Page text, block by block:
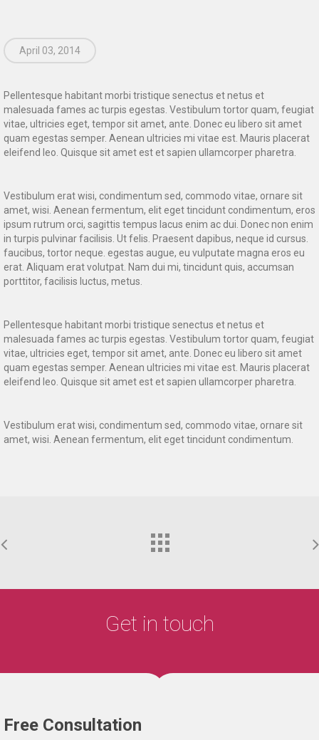
April 03, 2014
Pellentesque habitant morbi tristique senectus et netus et
malesuada fames ac turpis egestas. Vestibulum tortor quam, feugiat
vitae, ultricies eget, tempor sit amet, ante. Donec eu libero sit amet
quam egestas semper. Aenean ultricies mi vitae est. Mauris placerat
eleifend leo. Quisque sit amet est et sapien ullamcorper pharetra.
Vestibulum erat wisi, condimentum sed, commodo vitae, ornare sit
amet, wisi. Aenean fermentum, elit eget tincidunt condimentum, eros
ipsum rutrum orci, sagittis tempus lacus enim ac dui. Donec non enim
in turpis pulvinar facilisis. Ut felis. Praesent dapibus, neque id cursus.
faucibus, tortor neque. egestas augue, eu vulputate magna eros eu
erat. Aliquam erat volutpat. Nam dui mi, tincidunt quis, accumsan
porttitor, facilisis luctus, metus.
Pellentesque habitant morbi tristique senectus et netus et
malesuada fames ac turpis egestas. Vestibulum tortor quam, feugiat
vitae, ultricies eget, tempor sit amet, ante. Donec eu libero sit amet
quam egestas semper. Aenean ultricies mi vitae est. Mauris placerat
eleifend leo. Quisque sit amet est et sapien ullamcorper pharetra.
Vestibulum erat wisi, condimentum sed, commodo vitae, ornare sit
amet, wisi. Aenean fermentum, elit eget tincidunt condimentum.
Get in touch
Free Consultation